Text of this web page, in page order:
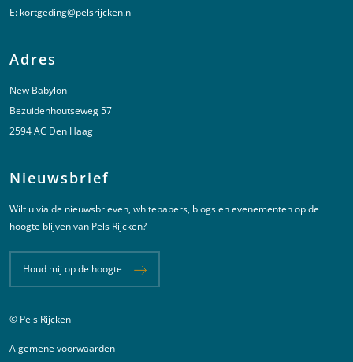
E: kortgeding@pelsrijcken.nl
Adres
New Babylon
Bezuidenhoutseweg 57
2594 AC Den Haag
Nieuwsbrief
Wilt u via de nieuwsbrieven, whitepapers, blogs en evenementen op de
hoogte blijven van Pels Rijcken?
Houd mij op de hoogte
Juridische informatie
© Pels Rijcken
Algemene voorwaarden